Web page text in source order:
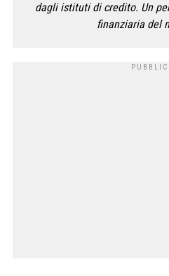
dagli istituti di credito. Un
finanziaria del